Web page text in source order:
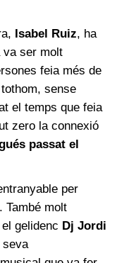
Isabel Ruiz, ha
va ser molt
feia més de
sense
el temps que feia
zero la connexió
passat el
per
També molt
gelidenc Dj Jordi
seva